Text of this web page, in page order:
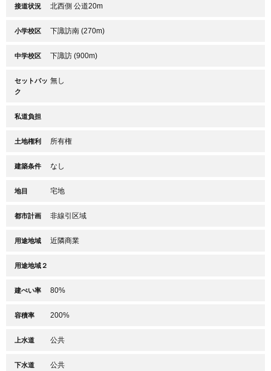
接道状況 北西側 公道20m
小学校区 下諏訪南 (270m)
中学校区 下諏訪 (900m)
セットバッ
ク
無し
私道負担
土地権利 所有権
建築条件 なし
地目 宅地
都市計画 非線引区域
用途地域 近隣商業
用途地域２
建ぺい率 80%
容積率 200%
上水道 公共
下水道 公共